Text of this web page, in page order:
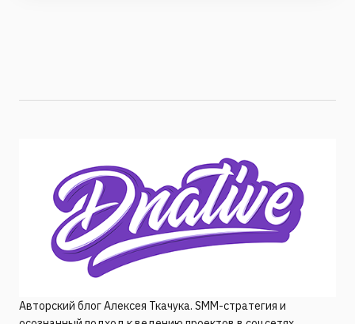
Авторский блог Алексея Ткачука. SMM-стратегия и